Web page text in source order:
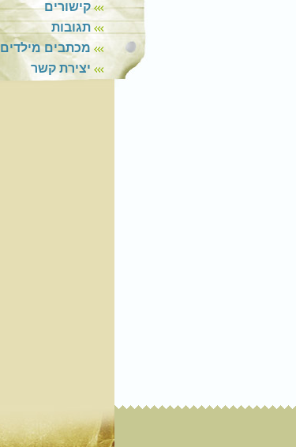
קישורים
תגובות
מכתבים מילדים
יצירת קשר